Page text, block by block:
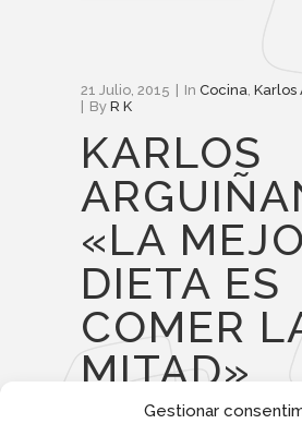
Gestionar
21 Julio, 2015 In Cocina Karlos
By R K
KARLOS
«LA
DIETA ES
COMER
MITAD»